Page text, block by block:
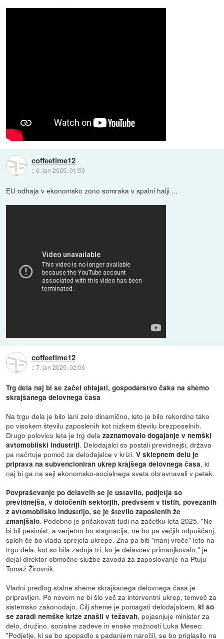
coffeetime12
::6. jan 2025, 01:59
EU odhaja v ekonomsko zono somraka v spalni halji ...
coffeetime12
::7. jan 2025, 02:06
Trg dela naj bi se začel ohlajati, gospodarstvo čaka na shemo
skrajšanega delovnega časa
Na trgu dela je bilo lani zelo dinamično, leto je bilo rekordno tako
po visokem številu zaposlenih kot nizkem številu brezposelnih.
Drugo polovico leta je trg delazaznamovalo dogajanje v nemški
avtomobilski industriji. Delodajalci so postali previdnejši, država
pa načrtuje pomoč za delodajalce v krizi.V sklepnem delu je
priprava na subvencioniran ukrep krajšega delovnega časa, ki
naj bi ga na seji ekonomsko-socialnega sveta obravnavali v petek.
Povpraševanje po delavcih se je ustavilo, podjetja so
previdnejša, v določenih sektorjih, predvsem v tistih, povezanih
z avtomobilsko industrijo, se je število zaposlenih že
zmanjšalo. Podobno je pričakovati tudi na začetku leta 2025. "Ne
bi bil pesimist, a verjetno bo stagnacija, ne bo pa večjih odpuščanj,
sploh če bo vlada sprejela ukrepe. Zna pa biti "manj vroče" leto na
trgu dela, kot so bila zadnja tri, ko je delavcev primanjkovalo," je
dejal direktor območne službe zavoda za zaposlovanje na Ptuju
Tomaž Žirovnik.
Vladni predlog stalne sheme skrajšanega delovnega časa je
pripravljen. Po novem ne bi šlo več za interventni ukrep, temveč za
sistemsko zakonodajo. Cilj sheme je pomagati delodajalcem,ki so
se zaradi nemške krize znašli v težavah, pojasnjuje minister za
delo, družino, socialne zadeve in enake možnosti Luka Mesec:
"Podjetje, ki se bo spopadlo s padanjem naročil, se bo priglasilo na